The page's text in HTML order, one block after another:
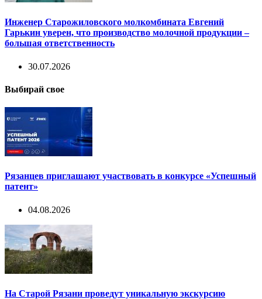
Инженер Старожиловского молкомбината Евгений
Гарькин уверен, что производство молочной продукции –
большая ответственность
30.07.2026
Выбирай свое
Рязанцев приглашают участвовать в конкурсе «Успешный
патент»
04.08.2026
На Старой Рязани проведут уникальную экскурсию